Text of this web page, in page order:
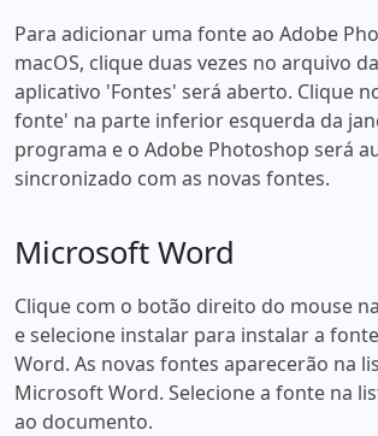
Para adicionar uma fonte ao Adobe
macOS, clique duas vezes no arquivo
aplicativo 'Fontes' será aberto. Clique
fonte' na parte inferior esquerda da
programa e o Adobe Photoshop será
sincronizado com as novas fontes.
Microsoft Word
Clique com o botão direito do mouse
e selecione instalar para instalar a
Word. As novas fontes aparecerão na
Microsoft Word. Selecione a fonte na
ao documento.